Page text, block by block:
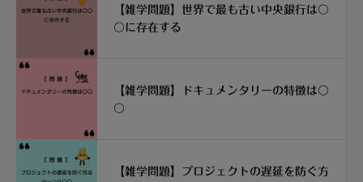
【雑学問題】世界で最も古い中央銀行は〇
〇に存在する
【雑学問題】ドキュメンタリーの特徴は〇
〇
【雑学問題】プロジェクトの遅延を防ぐ方